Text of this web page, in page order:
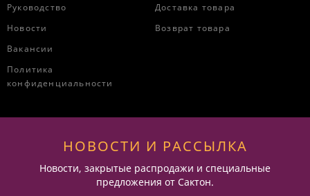
Руководство
Новости
Вакансии
Политика
конфиденциальности
Доставка товара
Возврат товара
НОВОСТИ И РАССЫЛКА
Новости, закрытые распродажи и специальные
предложения от Сактон.